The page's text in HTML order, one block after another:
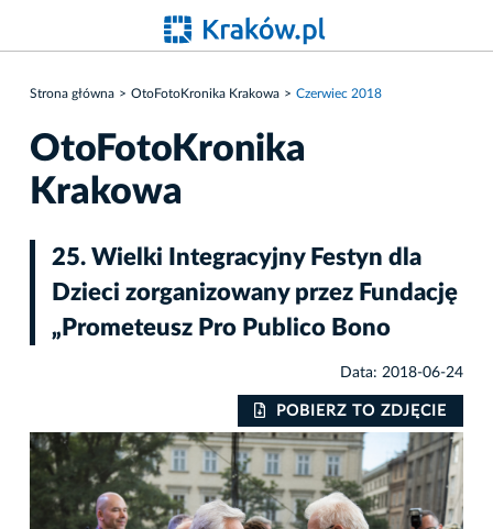
Strona główna OtoFotoKronika Krakowa Czerwiec 2018
OtoFotoKronika
Krakowa
25. Wielki Integracyjny Festyn dla
Dzieci zorganizowany przez Fundację
„Prometeusz Pro Publico Bono
Data: 2018-06-24
POBIERZ TO ZDJĘCIE